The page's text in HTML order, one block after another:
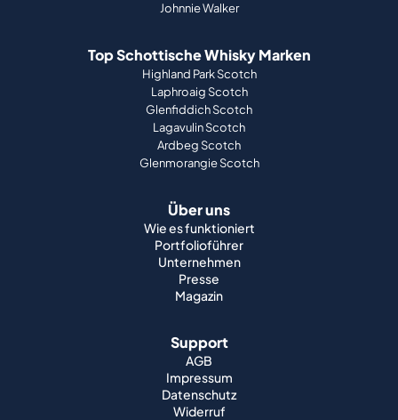
Johnnie Walker
Top Schottische Whisky Marken
Highland Park Scotch
Laphroaig Scotch
Glenfiddich Scotch
Lagavulin Scotch
Ardbeg Scotch
Glenmorangie Scotch
Über uns
Wie es funktioniert
Portfolioführer
Unternehmen
Presse
Magazin
Support
AGB
Impressum
Datenschutz
Widerruf